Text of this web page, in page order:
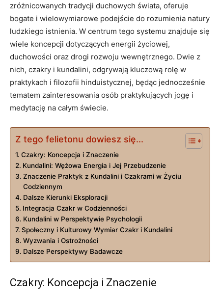
zróżnicowanych tradycji duchowych świata, oferuje
bogate i wielowymiarowe podejście do rozumienia natury
ludzkiego istnienia. W centrum tego systemu znajduje się
wiele koncepcji dotyczących energii życiowej,
duchowości oraz drogi rozwoju wewnętrznego. Dwie z
nich, czakry i kundalini, odgrywają kluczową rolę w
praktykach i filozofii hinduistycznej, będąc jednocześnie
tematem zainteresowania osób praktykujących jogę i
medytację na całym świecie.
Z tego felietonu dowiesz się...
Czakry: Koncepcja i Znaczenie
Kundalini: Wężowa Energia i Jej Przebudzenie
Znaczenie Praktyk z Kundalini i Czakrami w Życiu
Codziennym
Dalsze Kierunki Eksploracji
Integracja Czakr w Codzienności
Kundalini w Perspektywie Psychologii
Społeczny i Kulturowy Wymiar Czakr i Kundalini
Wyzwania i Ostrożności
Dalsze Perspektywy Badawcze
Czakry: Koncepcja i Znaczenie